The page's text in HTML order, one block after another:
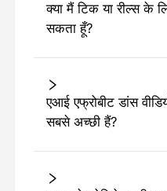
क्या मैं टिक या रील्स के
सकता हूँ?
एआई एफ्रोबीट डांस
सबसे अच्छी हैं?